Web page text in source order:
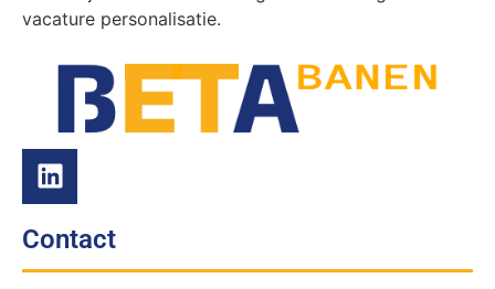
vacature personalisatie.
Contact